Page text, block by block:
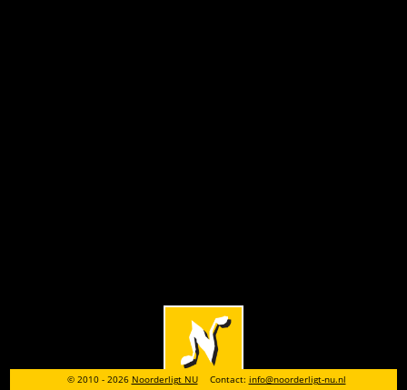
© 2010 - 2026 Noorderligt NU Contact: info@noorderligt-nu.nl